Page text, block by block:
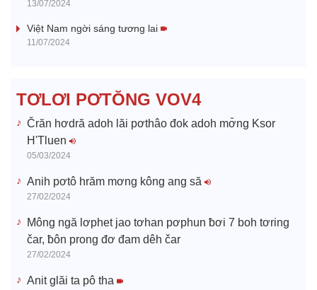
e
13/07/2024
Việt Nam ngời sáng tương lai
11/07/2024
TƠLƠI PƠTŎNG VOV4
Črăn hơdră adoh lăi pơthâo đok adoh mơ̆ng Ksor
H'Tluen
05/03/2024
Anih pơtô hrăm mơng kông ang să
27/02/2024
Mông ngă lơphet jao tơhan pơphun ƀơi 7 boh tơring
čar, ƀôn prong đơ đam dêh čar
27/02/2024
Anit glăi ta pô tha